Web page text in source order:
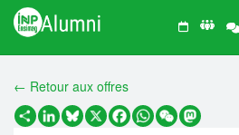
← Retour aux offres
PartagerLinkedIn
Bluesky
X Facebook
WhatsApp
WeChatMastodon